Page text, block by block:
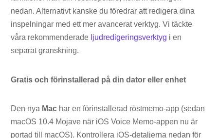
nedan. Alternativt kanske du föredrar att redigera dina
inspelningar med ett mer avancerat verktyg. Vi täckte
våra rekommenderade ljudredigeringsverktyg i en
separat granskning.
Gratis och förinstallerad på din dator eller enhet
Den nya Mac har en förinstallerad röstmemo-app (sedan
macOS 10.4 Mojave när iOS Voice Memo-appen nu är
portad till macOS). Kontrollera iOS-detaljerna nedan för